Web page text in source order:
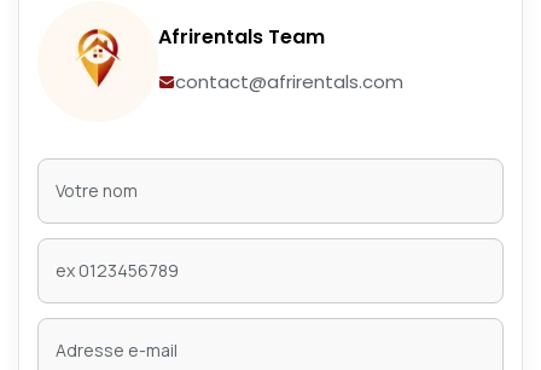
Afrirentals Team
contact@afrirentals.com